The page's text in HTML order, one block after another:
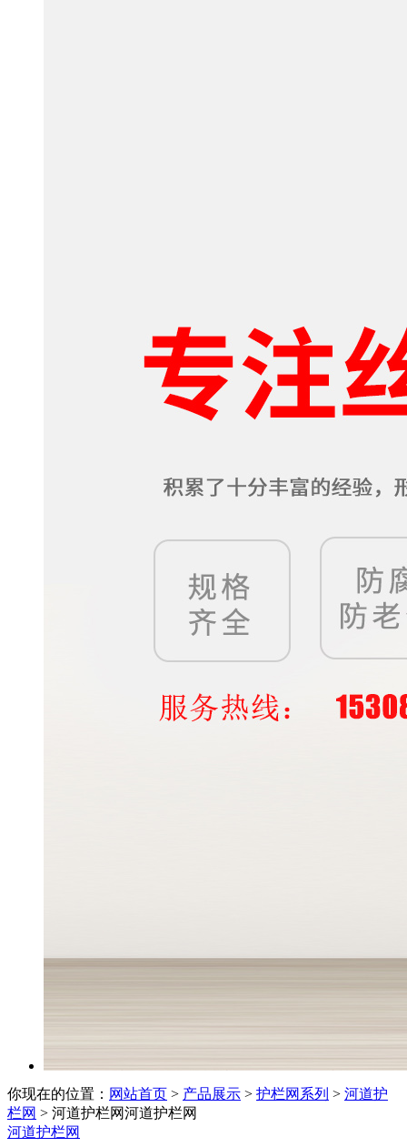
你现在的位置： 网站首页 > 产品展示 > 护栏网系列 > 河道护
栏网 > 河道护栏网河道护栏网
河道护栏网